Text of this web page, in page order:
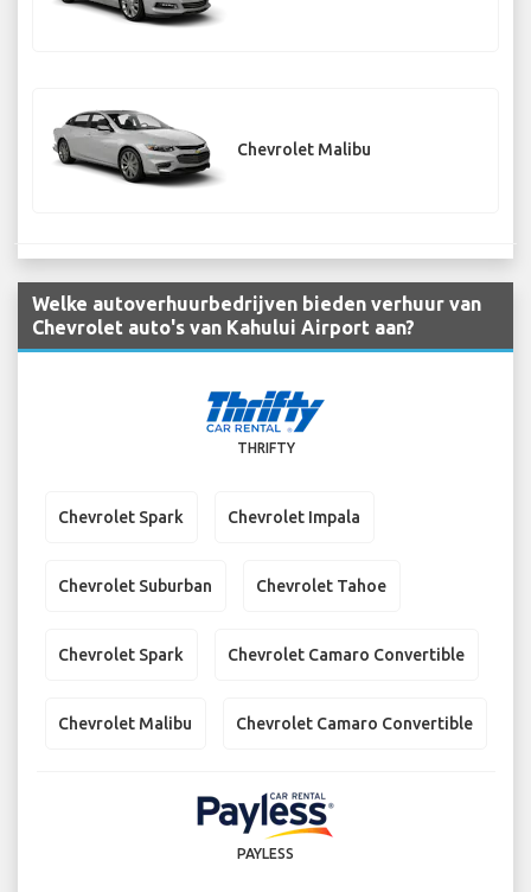
Chevrolet Malibu
Welke autoverhuurbedrijven bieden verhuur van
Chevrolet auto's van Kahului Airport aan?
THRIFTY
Chevrolet Spark Chevrolet Impala
Chevrolet Suburban Chevrolet Tahoe
Chevrolet Spark Chevrolet Camaro Convertible
Chevrolet Malibu Chevrolet Camaro Convertible
PAYLESS